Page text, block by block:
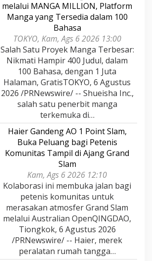
melalui MANGA MILLION, Platform
Manga yang Tersedia dalam 100
Bahasa
TOKYO, Kam, Ags 6 2026 13:00
Salah Satu Proyek Manga Terbesar:
Nikmati Hampir 400 Judul, dalam
100 Bahasa, dengan 1 Juta
Halaman, GratisTOKYO, 6 Agustus
2026 /PRNewswire/ -- Shueisha Inc.,
salah satu penerbit manga
terkemuka di…
Haier Gandeng AO 1 Point Slam,
Buka Peluang bagi Petenis
Komunitas Tampil di Ajang Grand
Slam
Kam, Ags 6 2026 12:10
Kolaborasi ini membuka jalan bagi
petenis komunitas untuk
merasakan atmosfer Grand Slam
melalui Australian OpenQINGDAO,
Tiongkok, 6 Agustus 2026
/PRNewswire/ -- Haier, merek
peralatan rumah tangga…